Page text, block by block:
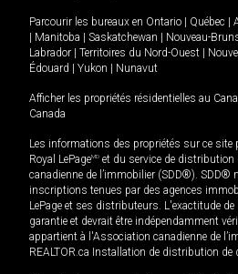
Parcourir les bureaux en Ontario Québec
Manitoba Saskatchewan Nouveau-
Labrador
Territoires du Nord-Ouest
Édouard
Yukon Nunavut
Afficher les propriétés résidentielles au
Canada
Les informations des propriétés sur ce
Royal LePageMD et du service de distribution
canadienne de l’immobilier (SDD®). SDD®
inscriptions tenues par des agences
LePage et ses distributeurs. L'exactitude
garantie et devrait être indépendamment
appartient à l'Association canadienne de
REALTOR.ca Installation de distribution de